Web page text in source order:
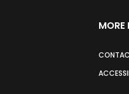
MORE